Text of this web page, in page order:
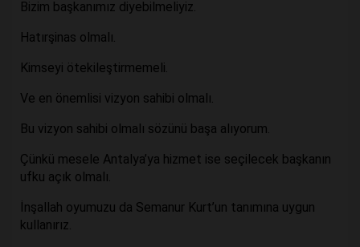
Bizim başkanımız diyebilmeliyiz.
Hatırşinas olmalı.
Kimseyi ötekileştirmemeli.
Ve en önemlisi vizyon sahibi olmalı.
Bu vizyon sahibi olmalı sözünü başa alıyorum.
Çünkü mesele Antalya’ya hizmet ise seçilecek başkanın
ufku açık olmalı.
İnşallah oyumuzu da Semanur Kurt’un tanımına uygun
kullanırız.